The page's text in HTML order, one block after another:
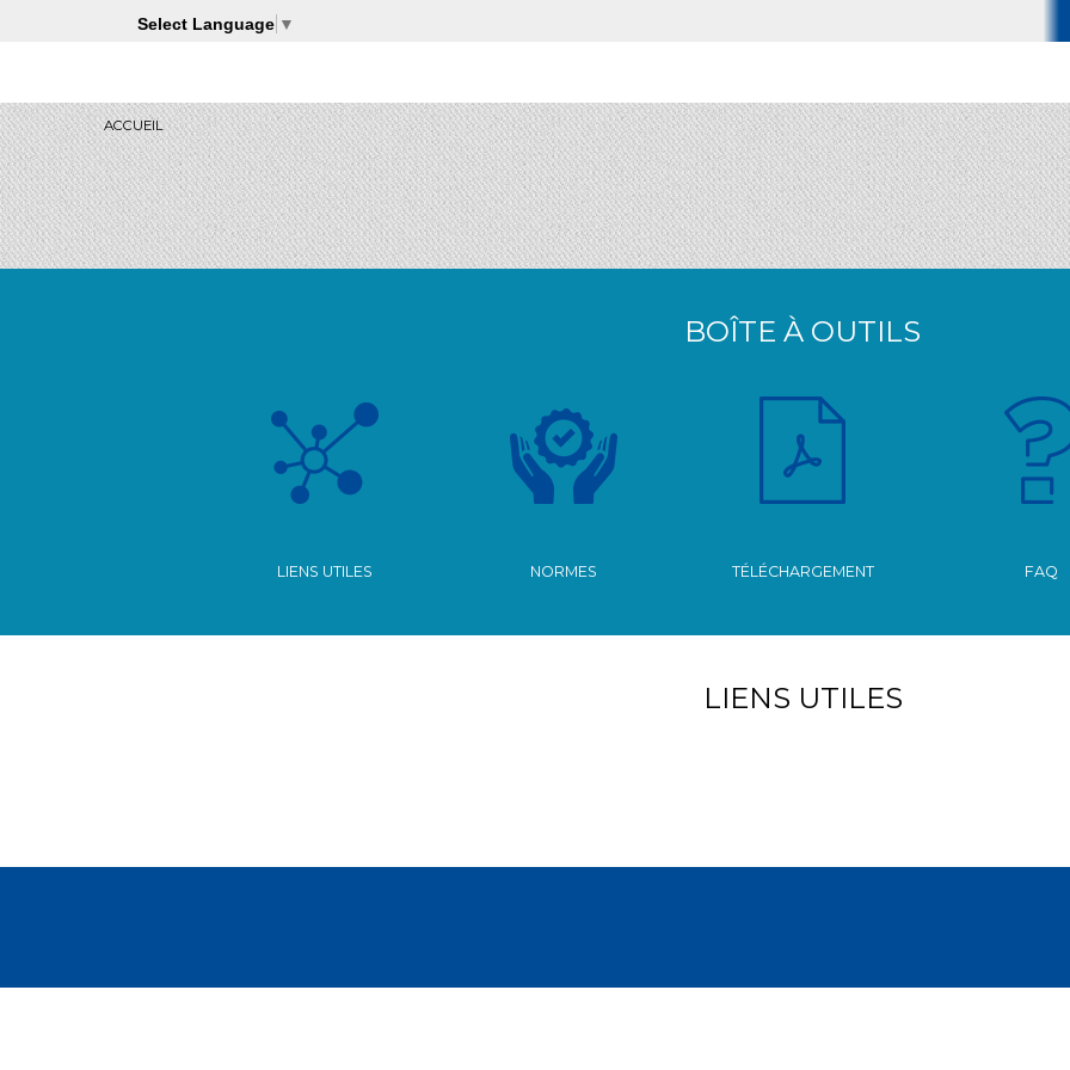
Select Language ▼
ACCUEIL
BOÎTE À OUTILS
LIENS UTILES NORMES TÉLÉCHARGEMENT FAQ
LIENS UTILES